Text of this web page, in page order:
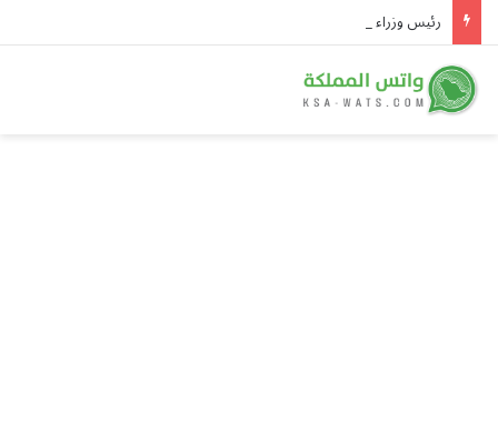
رئيس وزراء باكستان يصل جدة ونائب أمير مكة في مقدمة مستقبليه